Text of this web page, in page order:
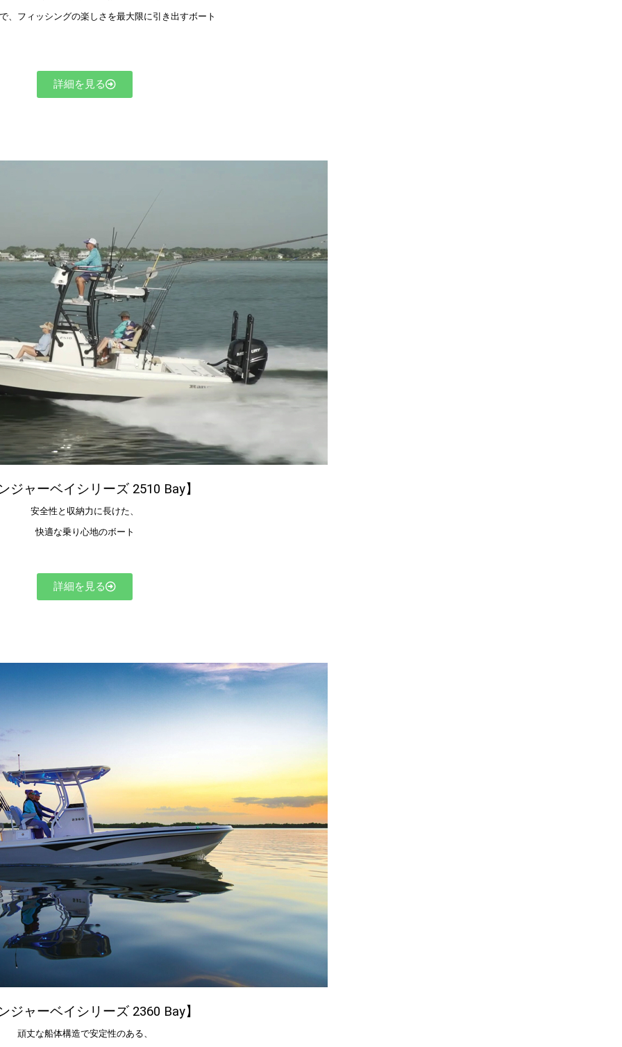
、フィッシングの楽しさを最大限に引き出すボート
詳細を見る
ジャーベイシリーズ 2510 Bay】
安全性と収納力に長けた、
快適な乗り心地のボート
詳細を見る
ジャーベイシリーズ 2360 Bay】
頑丈な船体構造で安定性のある、